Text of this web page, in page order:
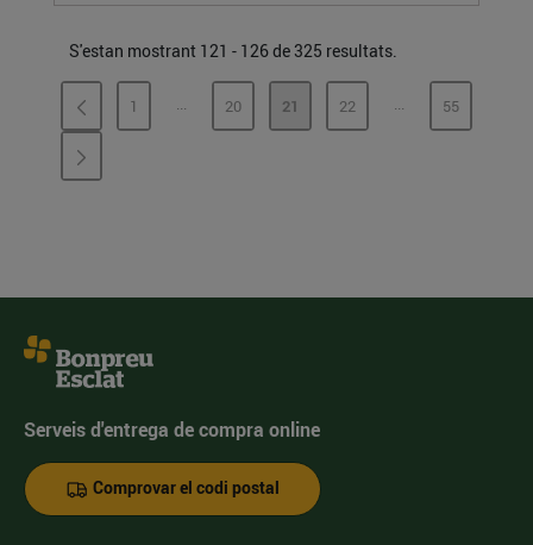
S'estan mostrant 121 - 126 de 325 resultats.
PÀGINA
1 ...PÀGINES INTERMÈDIES
PÀGINA
20 PÀGINA
21 PÀGINA
22 ...PÀGINESPÀGINA
55
Serveis d'entrega de compra online
Comprovar el codi postal